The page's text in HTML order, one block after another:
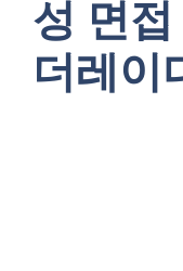
성 면
더레이